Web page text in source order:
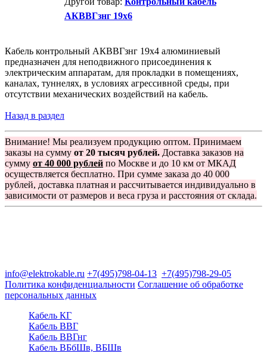
АКВВГзнг 19х6
Кабель контрольный АКВВГзнг 19х4 алюминиевый
предназначен для неподвижного присоединения к
электрическим аппаратам, для прокладки в помещениях,
каналах, туннелях, в условиях агрессивной среды, при
отсутствии механических воздействий на кабель.
Назад в раздел
Внимание! Мы реализуем продукцию оптом. Принимаем
заказы на сумму от 20 тысяч рублей. Доставка заказов на
сумму от 40 000 рублей по Москве и до 10 км от МКАД
осуществляется бесплатно. При сумме заказа до 40 000
рублей, доставка платная и рассчитывается индивидуально в
зависимости от размеров и веса груза и расстояния от склада.
info@elektrokable.ru +7(495)798-04-13 +7(495)798-29-05
Политика конфиденциальности Соглашение об обработке
персональных данных
Кабель КГ
Кабель ВВГ
Кабель ВВГнг
Кабель ВБбШв, ВБШв